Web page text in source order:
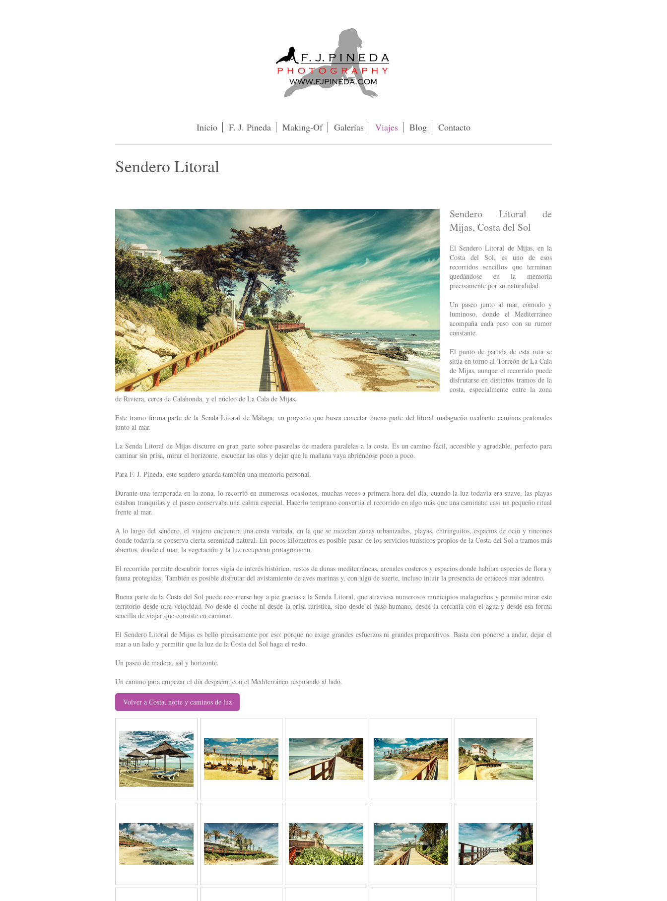
Inicio F. J. Pineda Making-Of Galerías Viajes Blog Contacto
Sendero Litoral
Sendero Litoral de
Mijas, Costa del Sol
El Sendero Litoral de Mijas, en la
Costa del Sol, es uno de esos
recorridos sencillos que terminan
quedándose en la memoria
precisamente por su naturalidad.
Un paseo junto al mar, cómodo y
luminoso, donde el Mediterráneo
acompaña cada paso con su rumor
constante.
El punto de partida de esta ruta se
sitúa en torno al Torreón de La Cala
de Mijas, aunque el recorrido puede
disfrutarse en distintos tramos de la
costa, especialmente entre la zona
de Riviera, cerca de Calahonda, y el núcleo de La Cala de Mijas.
Este tramo forma parte de la Senda Litoral de Málaga, un proyecto que busca conectar buena parte del litoral malagueño mediante caminos peatonales
junto al mar.
La Senda Litoral de Mijas discurre en gran parte sobre pasarelas de madera paralelas a la costa. Es un camino fácil, accesible y agradable, perfecto para
caminar sin prisa, mirar el horizonte, escuchar las olas y dejar que la mañana vaya abriéndose poco a poco.
Para F. J. Pineda, este sendero guarda también una memoria personal.
Durante una temporada en la zona, lo recorrió en numerosas ocasiones, muchas veces a primera hora del día, cuando la luz todavía era suave, las playas
estaban tranquilas y el paseo conservaba una calma especial. Hacerlo temprano convertía el recorrido en algo más que una caminata: casi un pequeño ritual
frente al mar.
A lo largo del sendero, el viajero encuentra una costa variada, en la que se mezclan zonas urbanizadas, playas, chiringuitos, espacios de ocio y rincones
donde todavía se conserva cierta serenidad natural. En pocos kilómetros es posible pasar de los servicios turísticos propios de la Costa del Sol a tramos más
abiertos, donde el mar, la vegetación y la luz recuperan protagonismo.
El recorrido permite descubrir torres vigía de interés histórico, restos de dunas mediterráneas, arenales costeros y espacios donde habitan especies de flora y
fauna protegidas. También es posible disfrutar del avistamiento de aves marinas y, con algo de suerte, incluso intuir la presencia de cetáceos mar adentro.
Buena parte de la Costa del Sol puede recorrerse hoy a pie gracias a la Senda Litoral, que atraviesa numerosos municipios malagueños y permite mirar este
territorio desde otra velocidad. No desde el coche ni desde la prisa turística, sino desde el paso humano, desde la cercanía con el agua y desde esa forma
sencilla de viajar que consiste en caminar.
El Sendero Litoral de Mijas es bello precisamente por eso: porque no exige grandes esfuerzos ni grandes preparativos. Basta con ponerse a andar, dejar el
mar a un lado y permitir que la luz de la Costa del Sol haga el resto.
Un paseo de madera, sal y horizonte.
Un camino para empezar el día despacio, con el Mediterráneo respirando al lado.
Volver a Costa, norte y caminos de luz